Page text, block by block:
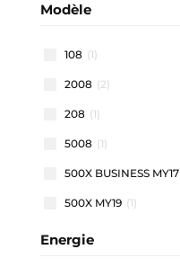
Modèle
108 (1)
2008 (2)
208 (1)
5008 (1)
500X BUSINESS MY17
500X MY19 (1)
500X MY22
Energie